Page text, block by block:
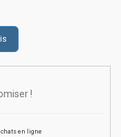
!
en ligne